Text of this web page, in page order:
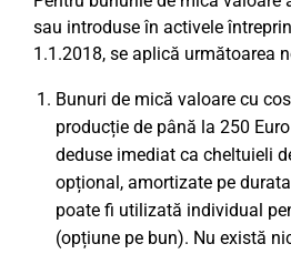
sau introduse în activele
1.1.2018, se aplică următoarea
Bunuri de mică valoare cu
producție de până la 250
deduse imediat ca cheltuieli
opțional, amortizate pe
poate fi utilizată individual
(opțiune pe bun). Nu există